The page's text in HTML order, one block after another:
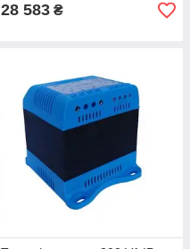
28 583 ₴